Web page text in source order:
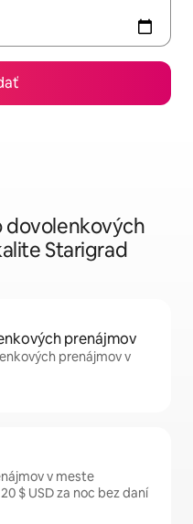
dovolenkových
Starigrad
prenájmov
prenájmov v
v meste
$ USD za noc bez daní